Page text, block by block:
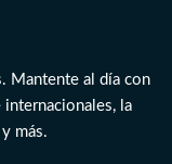
Mantente al día con
la
más.